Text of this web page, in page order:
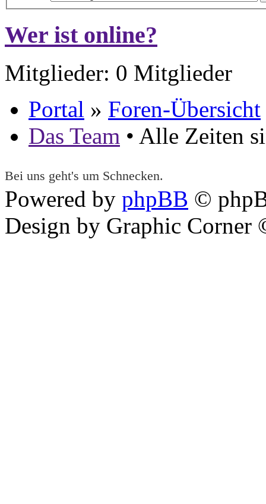
Wer ist online?
Mitglieder: 0 Mitglieder
Portal » Foren-Übersicht
Das Team • Alle Zeiten
Bei uns geht's um Schnecken.
Powered by phpBB ©
Design by Graphic Corner